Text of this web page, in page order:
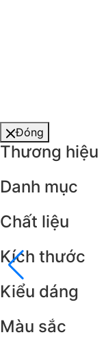
Đóng
Thương hiệu
Danh mục
Chất liệu
Kích thước
Kiểu dáng
Màu sắc